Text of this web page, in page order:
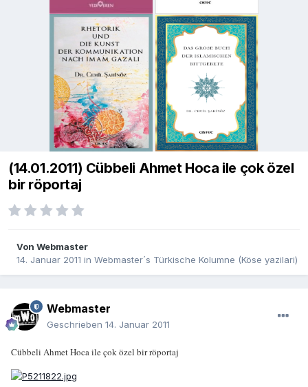
(14.01.2011) Cübbeli Ahmet Hoca ile çok özel
bir röportaj
Von Webmaster
14. Januar 2011 in Webmaster´s Türkische Kolumne (Köse yazilari)
Webmaster
Geschrieben 14. Januar 2011
Cübbeli Ahmet Hoca ile çok özel bir röportaj